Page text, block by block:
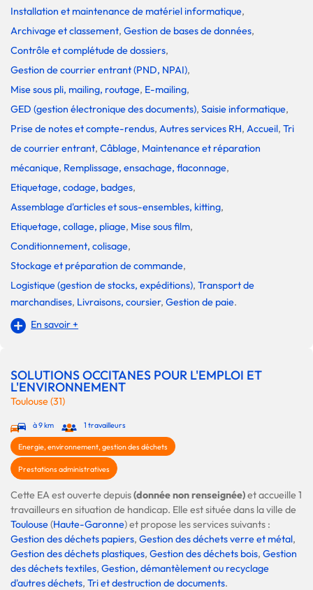
Installation et maintenance de matériel informatique,
Archivage et classement, Gestion de bases de données,
Contrôle et complétude de dossiers,
Gestion de courrier entrant (PND, NPAI),
Mise sous pli, mailing, routage, E-mailing,
GED (gestion électronique des documents), Saisie informatique,
Prise de notes et compte-rendus, Autres services RH, Accueil, Tri
de courrier entrant, Câblage, Maintenance et réparation
mécanique, Remplissage, ensachage, flaconnage,
Etiquetage, codage, badges,
Assemblage d'articles et sous-ensembles, kitting,
Etiquetage, collage, pliage, Mise sous film,
Conditionnement, colisage,
Stockage et préparation de commande,
Logistique (gestion de stocks, expéditions), Transport de
marchandises, Livraisons, coursier, Gestion de paie.
En savoir +
SOLUTIONS OCCITANES POUR L'EMPLOI ET
L'ENVIRONNEMENT
Toulouse (31)
à 9 km 1 travailleurs
Energie, environnement, gestion des déchets
Prestations administratives
Cette EA est ouverte depuis(donnée non renseignée)et accueille 1
travailleurs en situation de handicap. Elle est située dans la ville de
Toulouse(Haute-Garonne) et propose les services suivants :
Gestion des déchets papiers, Gestion des déchets verre et métal,
Gestion des déchets plastiques, Gestion des déchets bois, Gestion
des déchets textiles, Gestion, démantèlement ou recyclage
d'autres déchets, Tri et destruction de documents.